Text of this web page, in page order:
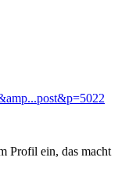
Profil ein, das macht